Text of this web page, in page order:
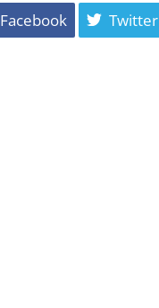
Facebook Twitter